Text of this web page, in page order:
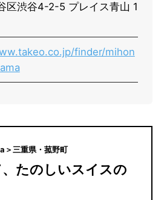
区渋谷4-2-5 プレイス青山 1
finder/mihon
＞三重県・菰野町
、たのしいスイスの